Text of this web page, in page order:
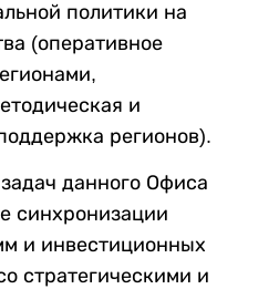
политики на
(оперативное
и
регионов).
данного Офиса
синхронизации
и инвестиционных
стратегическими и